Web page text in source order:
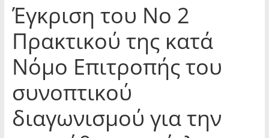
Έγκριση του Νο 2
Πρακτικού της κατά
Νόμο Επιτροπής του
συνοπτικού
διαγωνισμού για την